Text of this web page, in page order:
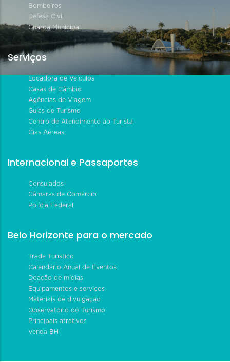
Bombeiros
Defesa Civil
Guarda Municipal
Serviços
Locadora de Veículos
Casas de Câmbio
Agências de Viagem
Guias de Turismo
Centro de Atendimento ao Turista
Cias Aéreas
Internacional e Passaportes
Consulados
Câmaras de Comércio
Polícia Federal
Belo Horizonte para o mercado
Trade Turístico
Calendário Anual de Eventos
Doação de mídias
Equipamentos e serviços
Materiais de divulgação
Observatório do Turismo
Principais atrativos
Venda BH